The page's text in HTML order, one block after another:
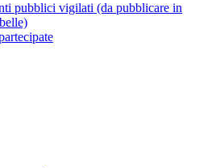
pubblici vigilati (da pubblicare in